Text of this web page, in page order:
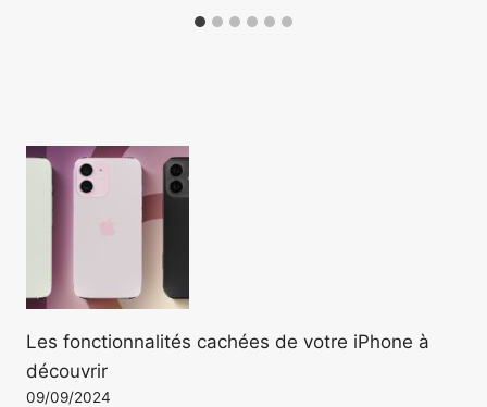
Les fonctionnalités cachées de votre iPhone à
découvrir
09/09/2024